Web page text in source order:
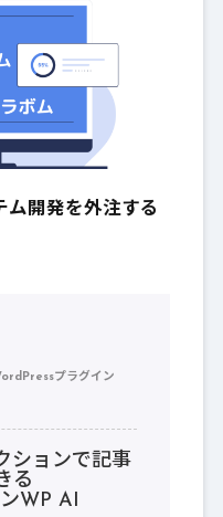
ム開発を外注する
プラグイン
ションで記事
る
WP AI